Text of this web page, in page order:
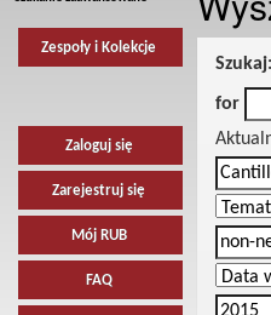
Zespoły i Kolekcje
Zaloguj się
Zarejestruj się
Mój RUB
FAQ
Szukaj:
for